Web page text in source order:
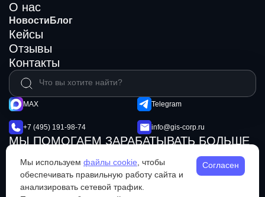
О нас
Новости Блог
Кейсы
Отзывы
Контакты
MAX Telegram
+7 (495) 191-98-74 info@gis-corp.ru
МЫ ПОМОГАЕМ ЗАРАБАТЫВАТЬ БОЛЬШЕ
Не является публичной офертой
Политика конфиденциальности
Мы используем файлы cookie , чтобы
обеспечивать правильную работу сайта и
анализировать сетевой трафик.
Согласен